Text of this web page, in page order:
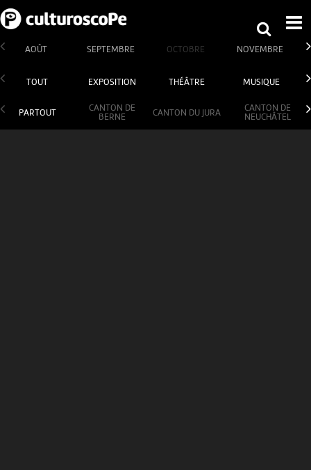
AOÛT SEPTEMBRE OCTOBRE NOVEMBRE
TOUT EXPOSITION THÉÂTRE MUSIQUE
PARTOUT
CANTON DE
BERNE
CANTON DU JURA
CANTON DE
NEUCHÂTEL